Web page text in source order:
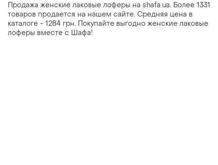
Продажа женские лаковые лоферы на shafa.ua. Более 1331
товаров продается на нашем сайте. Средняя цена в
каталоге - 1284 грн. Покупайте выгодно женские лаковые
лоферы вместе с Шафа!